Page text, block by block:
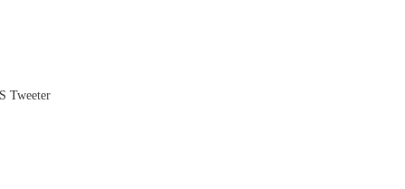
Tweeter